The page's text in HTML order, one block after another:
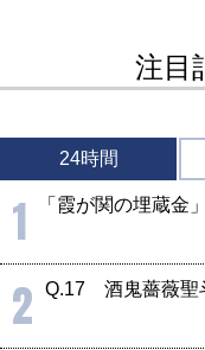
注目
24時間
1 「霞が関の埋蔵金
2 Q.17 酒鬼薔薇聖